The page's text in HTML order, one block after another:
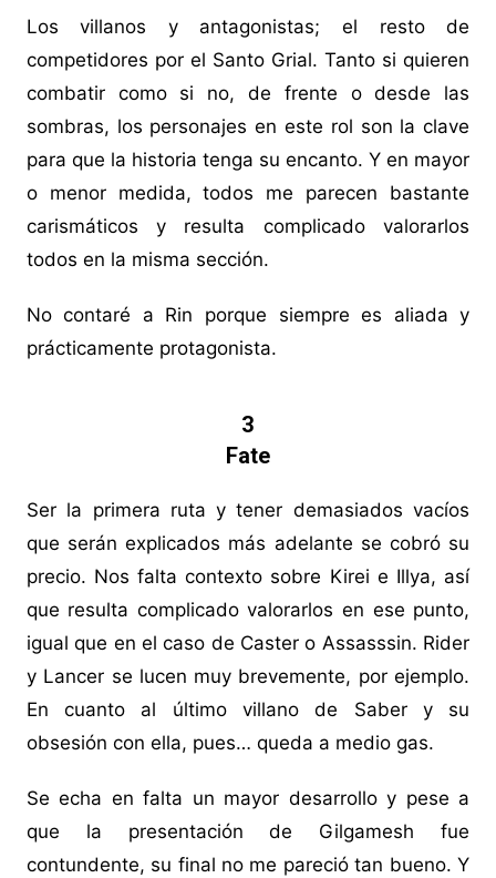
Los villanos y antagonistas; el resto de
competidores por el Santo Grial. Tanto si quieren
combatir como si no, de frente o desde las
sombras, los personajes en este rol son la clave
para que la historia tenga su encanto. Y en mayor
o menor medida, todos me parecen bastante
carismáticos y resulta complicado valorarlos
todos en la misma sección.
No contaré a Rin porque siempre es aliada y
prácticamente protagonista.
3
Fate
Ser la primera ruta y tener demasiados vacíos
que serán explicados más adelante se cobró su
precio. Nos falta contexto sobre Kirei e Illya, así
que resulta complicado valorarlos en ese punto,
igual que en el caso de Caster o Assasssin. Rider
y Lancer se lucen muy brevemente, por ejemplo.
En cuanto al último villano de Saber y su
obsesión con ella, pues… queda a medio gas.
Se echa en falta un mayor desarrollo y pese a
que la presentación de Gilgamesh fue
contundente, su final no me pareció tan bueno. Y